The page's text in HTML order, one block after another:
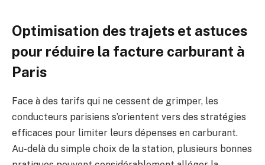
Optimisation des trajets et astuces
pour réduire la facture carburant à
Paris
Face à des tarifs qui ne cessent de grimper, les
conducteurs parisiens s’orientent vers des stratégies
efficaces pour limiter leurs dépenses en carburant.
Au-delà du simple choix de la station, plusieurs bonnes